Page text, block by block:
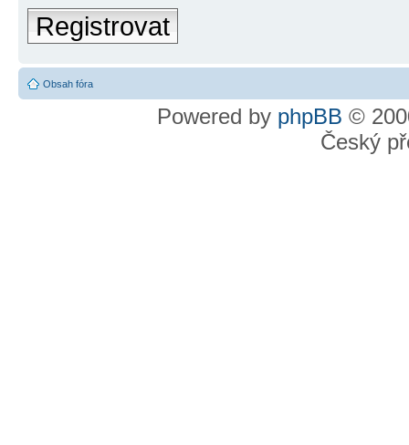
Registrovat
Obsah fóra
Powered by phpBB ©
Český